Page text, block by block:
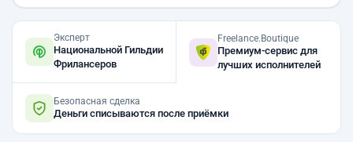
Эксперт
Национальной Гильдии
Фрилансеров
Freelance.Boutique
Премиум-сервис для
лучших исполнителей
Безопасная сделка
Деньги списываются после приёмки